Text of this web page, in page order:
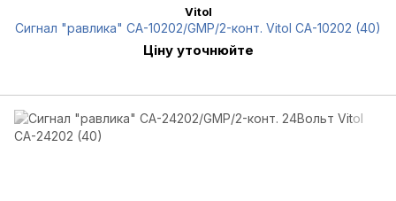
Vitol
Сигнал "равлика" СА-10202/GMP/2-конт. Vitol CA-10202 (40)
Ціну уточнюйте